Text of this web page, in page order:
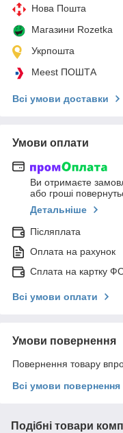
Нова Пошта
Магазини Rozetka
Укрпошта
Meest ПОШТА
Всі умови доставки
Умови оплати
Ви отримаєте
або гроші
Детальніше
Післяплата
Оплата на рахунок
Сплата на картку
Всі умови оплати
Умови повернення
Повернення товару
Всі умови повернення
Подібні товари